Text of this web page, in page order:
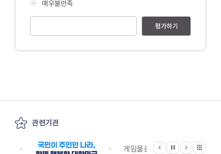
매우불만족
평가하기
관련기관
게임물관리위원회 국립
이전
정지
다음 관련기관 전체보기